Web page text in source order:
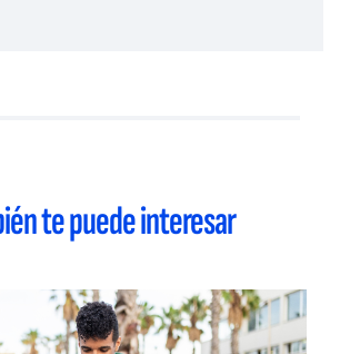
te puede interesar